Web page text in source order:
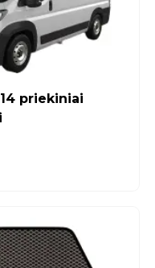
priekiniai